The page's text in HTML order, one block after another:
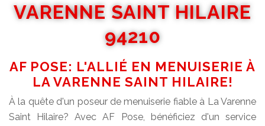
VARENNE SAINT HILAIRE
94210
AF POSE: L'ALLIÉ EN MENUISERIE À
LA VARENNE SAINT HILAIRE!
À la quête d'un poseur de menuiserie fiable à La Varenne
Saint Hilaire? Avec AF Pose, bénéficiez d'un service